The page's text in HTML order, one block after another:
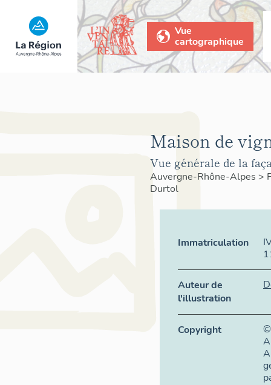
Vue
cartographique
Maison de
Vue générale de la
Auvergne-Rhône-Alpes >
Durtol
Immatriculation
Auteur de
l'illustration
Copyright